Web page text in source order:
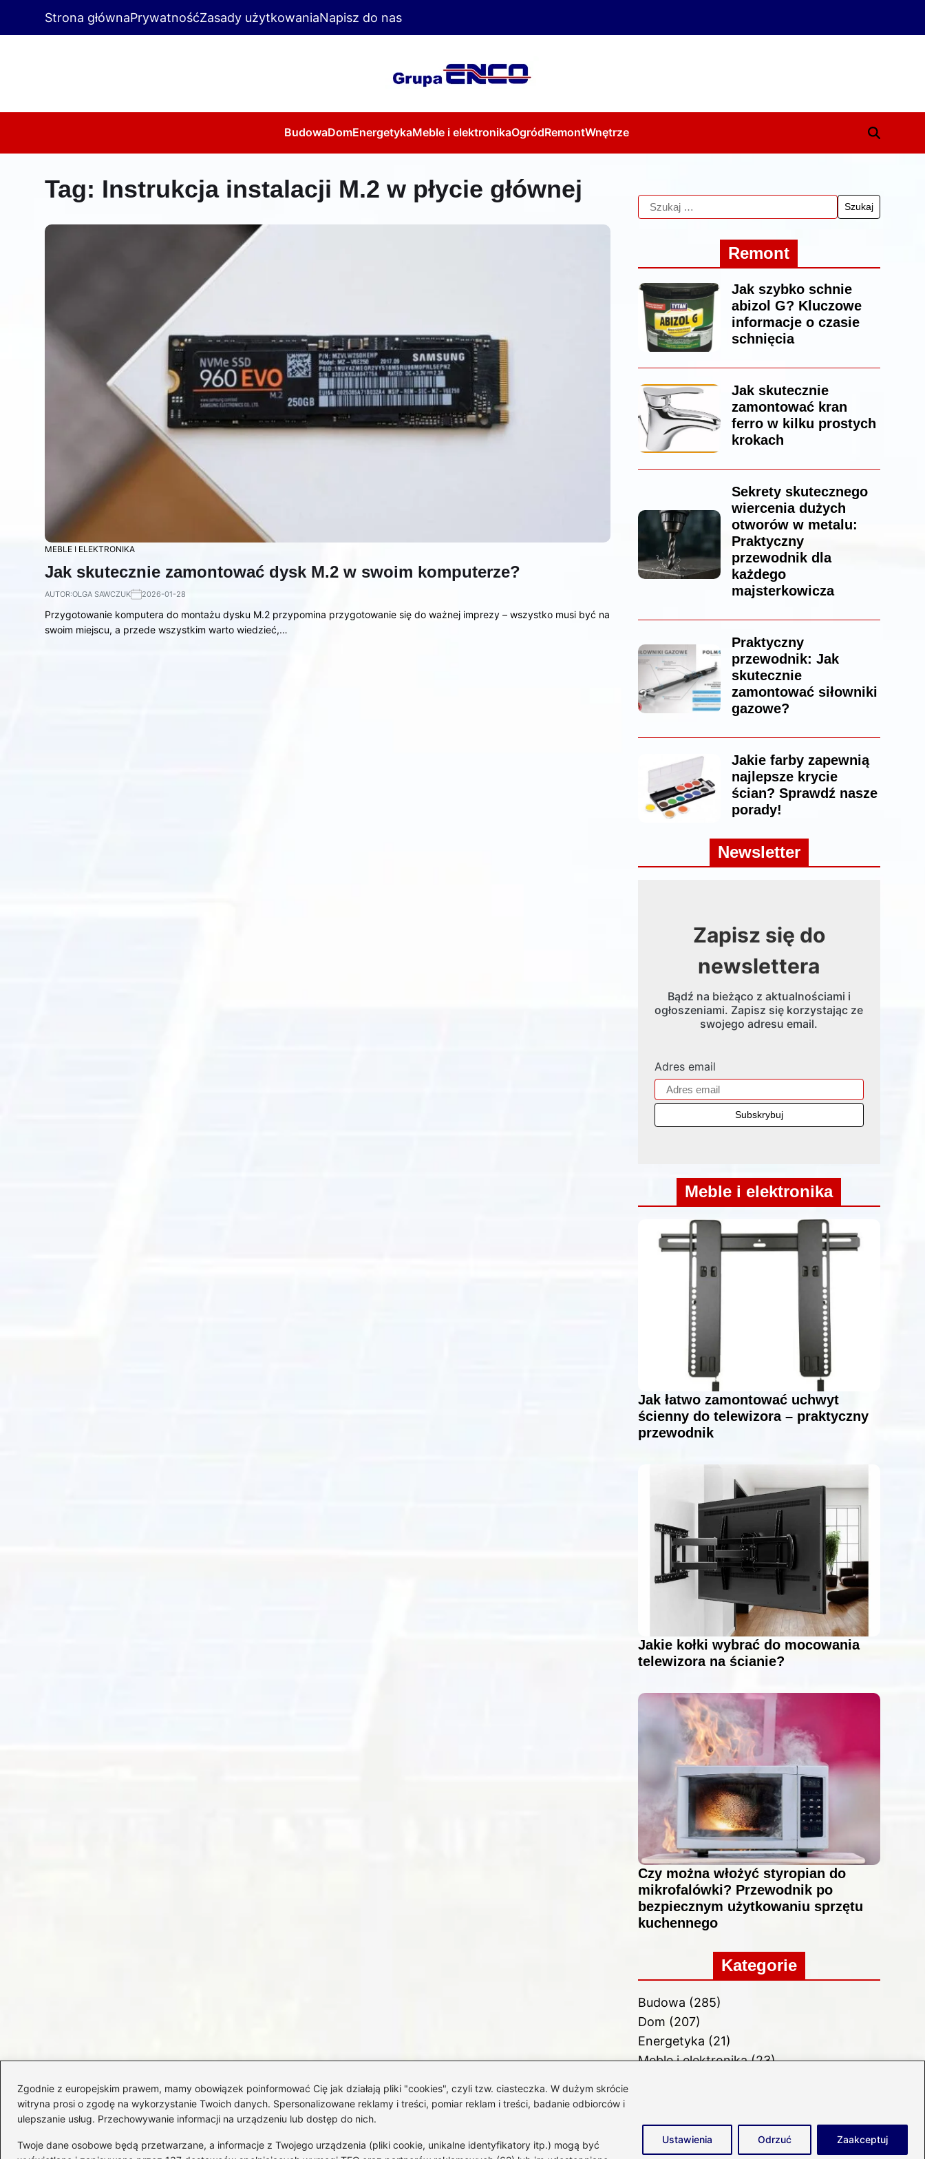
Zgodnie z europejskim prawem, mamy obowiązek poinformować Cię jak działają pliki "cookies", czyli tzw. ciasteczka. W dużym skrócie
witryna prosi o zgodę na wykorzystanie Twoich danych. Spersonalizowane reklamy i treści, pomiar reklam i treści, badanie odbiorców i
ulepszanie usług. Przechowywanie informacji na urządzeniu lub dostęp do nich.
Twoje dane osobowe będą przetwarzane, a informacje z Twojego urządzenia (pliki cookie, unikalne identyfikatory itp.) mogą być
Ustawienia Odrzuć Zaakceptuj
Strona głównaPrywatnośćZasady użytkowaniaNapisz do nas
BudowaDomEnergetykaMeble i elektronikaOgródRemontWnętrze
Tag: Instrukcja instalacji M.2 w płycie głównej
MEBLE I ELEKTRONIKA
Jak skutecznie zamontować dysk M.2 w swoim komputerze?
AUTOR:OLGA SAWCZUK 2026-01-28
Przygotowanie komputera do montażu dysku M.2 przypomina przygotowanie się do ważnej imprezy – wszystko musi być na
swoim miejscu, a przede wszystkim warto wiedzieć,…
Remont
Jak szybko schnie
abizol G? Kluczowe
informacje o czasie
schnięcia
Jak skutecznie
zamontować kran
ferro w kilku prostych
krokach
Sekrety skutecznego
wiercenia dużych
otworów w metalu:
Praktyczny
przewodnik dla
każdego
majsterkowicza
Praktyczny
przewodnik: Jak
skutecznie
zamontować siłowniki
gazowe?
Jakie farby zapewnią
najlepsze krycie
ścian? Sprawdź nasze
porady!
Newsletter
Zapisz się do
newslettera
Bądź na bieżąco z aktualnościami i
ogłoszeniami. Zapisz się korzystając ze
swojego adresu email.
Adres email
Meble i elektronika
Jak łatwo zamontować uchwyt
ścienny do telewizora – praktyczny
przewodnik
Jakie kołki wybrać do mocowania
telewizora na ścianie?
Czy można włożyć styropian do
mikrofalówki? Przewodnik po
bezpiecznym użytkowaniu sprzętu
kuchennego
Kategorie
Budowa (285)
Dom (207)
Energetyka (21)
Meble i elektronika(23)